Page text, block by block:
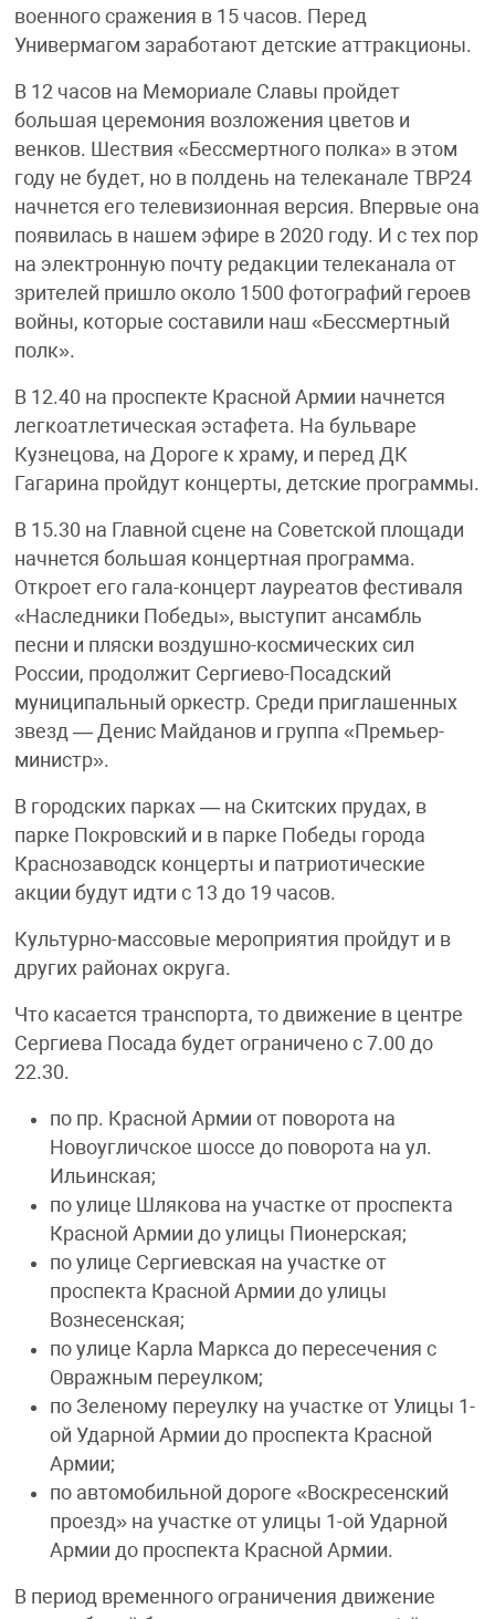
военного сражения в 15 часов. Перед
Универмагом заработают детские аттракционы.
В 12 часов на Мемориале Славы пройдет
большая церемония возложения цветов и
венков. Шествия «Бессмертного полка» в этом
году не будет, но в полдень на телеканале ТВР24
начнется его телевизионная версия. Впервые она
появилась в нашем эфире в 2020 году. И с тех пор
на электронную почту редакции телеканала от
зрителей пришло около 1500 фотографий героев
войны, которые составили наш «Бессмертный
полк».
В 12.40 на проспекте Красной Армии начнется
легкоатлетическая эстафета. На бульваре
Кузнецова, на Дороге к храму, и перед ДК
Гагарина пройдут концерты, детские программы.
В 15.30 на Главной сцене на Советской площади
начнется большая концертная программа.
Откроет его гала-концерт лауреатов фестиваля
«Наследники Победы», выступит ансамбль
песни и пляски воздушно-космических сил
России, продолжит Сергиево-Посадский
муниципальный оркестр. Среди приглашенных
звезд — Денис Майданов и группа «Премьер-
министр».
В городских парках — на Скитских прудах, в
парке Покровский и в парке Победы города
Краснозаводск концерты и патриотические
акции будут идти с 13 до 19 часов.
Культурно-массовые мероприятия пройдут и в
других районах округа.
Что касается транспорта, то движение в центре
Сергиева Посада будет ограничено с 7.00 до
22.30.
по пр. Красной Армии от поворота на
Новоугличское шоссе до поворота на ул.
Ильинская;
по улице Шлякова на участке от проспекта
Красной Армии до улицы Пионерская;
по улице Сергиевская на участке от
проспекта Красной Армии до улицы
Вознесенская;
по улице Карла Маркса до пересечения с
Овражным переулком;
по Зеленому переулку на участке от Улицы 1-
ой Ударной Армии до проспекта Красной
Армии;
по автомобильной дороге «Воскресенский
проезд» на участке от улицы 1-ой Ударной
Армии до проспекта Красной Армии.
В период временного ограничения движение